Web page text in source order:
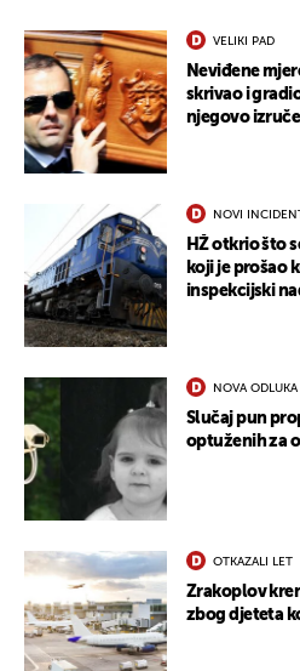
VELIKI PAD
Neviđene
skrivao i
njegovo
NOVI
HŽ otkrio što
koji je prošao
inspekcijski
NOVA ODLUKA
Slučaj pun
optuženih za
OTKAZALI LET
Zrakoplov
zbog djeteta
UKLJUČITE